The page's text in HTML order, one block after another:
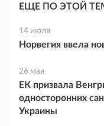
ЕЩЕ ПО ЭТОЙ
14 июля
Норвегия ввела
26 мая
ЕК призвала
односторонних
Украины